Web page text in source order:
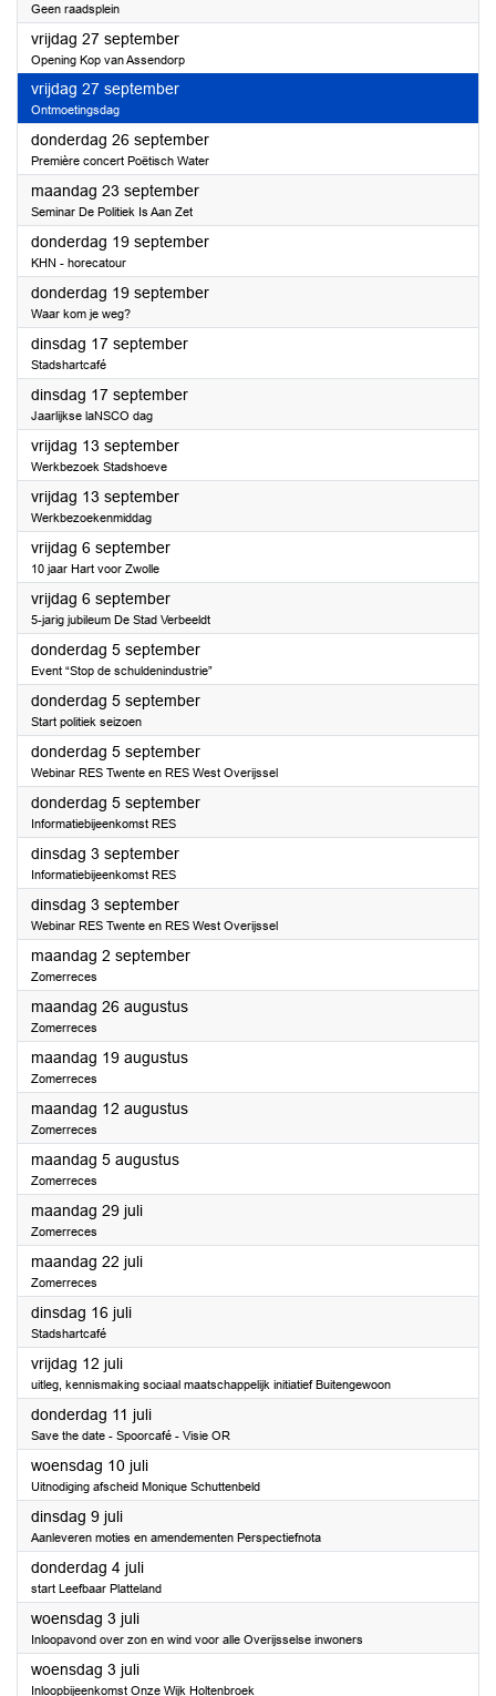
Geen raadsplein
vrijdag 27 september2024
Opening Kop van Assendorp
vrijdag 27 september2024
Ontmoetingsdag
donderdag 26 september2024
Première concert Poëtisch Water
maandag 23 september2024
Seminar De Politiek Is Aan Zet
donderdag 19 september2024
KHN - horecatour
donderdag 19 september2024
Waar kom je weg?
dinsdag 17 september2024
Stadshartcafé
dinsdag 17 september2024
Jaarlijkse laNSCO dag
vrijdag 13 september2024
Werkbezoek Stadshoeve
vrijdag 13 september2024
Werkbezoekenmiddag
vrijdag 6 september2024
10 jaar Hart voor Zwolle
vrijdag 6 september2024
5-jarig jubileum De Stad Verbeeldt
donderdag 5 september2024
Event “Stop de schuldenindustrie”
donderdag 5 september2024
Start politiek seizoen
donderdag 5 september2024
Webinar RES Twente en RES West Overijssel
donderdag 5 september2024
Informatiebijeenkomst RES
dinsdag 3 september2024
Informatiebijeenkomst RES
dinsdag 3 september2024
Webinar RES Twente en RES West Overijssel
maandag 2 september2024
Zomerreces
maandag 26 augustus2024
Zomerreces
maandag 19 augustus2024
Zomerreces
maandag 12 augustus2024
Zomerreces
maandag 5 augustus2024
Zomerreces
maandag 29 juli2024
Zomerreces
maandag 22 juli2024
Zomerreces
dinsdag 16 juli2024
Stadshartcafé
vrijdag 12 juli2024
uitleg, kennismaking sociaal maatschappelijk initiatief Buitengewoon
donderdag 11 juli2024
Save the date - Spoorcafé - Visie OR
woensdag 10 juli2024
Uitnodiging afscheid Monique Schuttenbeld
dinsdag 9 juli2024
Aanleveren moties en amendementen Perspectiefnota
donderdag 4 juli2024
start Leefbaar Platteland
woensdag 3 juli2024
Inloopavond over zon en wind voor alle Overijsselse inwoners
woensdag 3 juli2024
Inloopbijeenkomst Onze Wijk Holtenbroek